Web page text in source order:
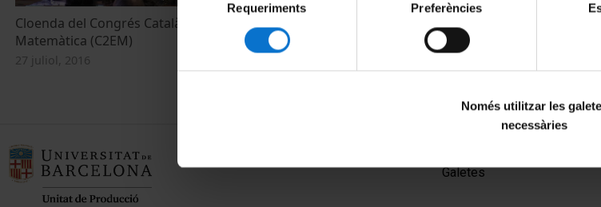
de
consentiment
Requeriments Preferències
Només utilitzar les
necessàries
Cloenda del Congrés Català d'Educació
Matemàtica (C2EM)
27 juliol, 2016
Congrés Català d'Educació Matemàtica
(C2EM)
Galetes